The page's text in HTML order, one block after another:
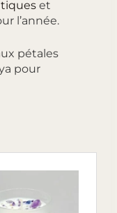
et
l’année.
pétales
pour